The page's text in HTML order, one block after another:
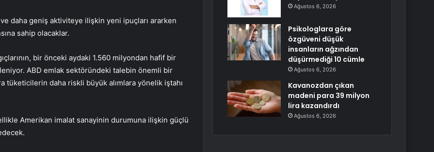
ve daha geniş aktiviteye ilişkin yeni ipuçları ararken
sahip olacaklar.
bir önceki aydaki 1.560 milyondan hafif bir
ABD emlak sektöründeki talebin önemli bir
tüketicilerin daha riskli büyük alımlara yönelik iştahı
Amerikan imalat sanayinin durumuna ilişkin güçlü
Ağustos 6, 2026
Psikologlara göre
özgüveni düşük
insanların ağzından
düşürmediği 10 cümle
Ağustos 6, 2026
Kavanozdan çıkan
madeni para 39 milyon
lira kazandırdı
Ağustos 6, 2026